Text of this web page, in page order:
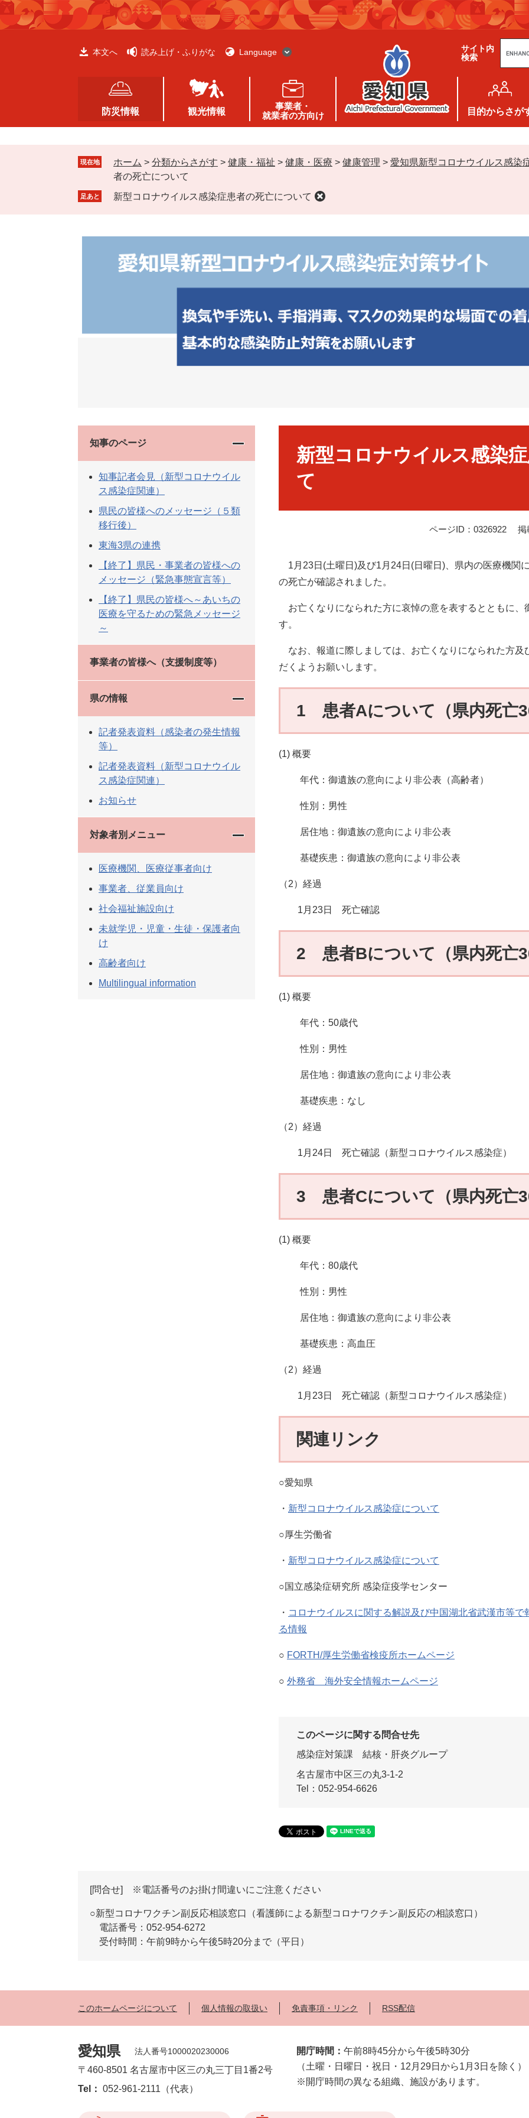
ペ
ー
メ
ニ
本文へ 読み上げ・ふりがな Language
サイト内
検索
g
e
カ
タ
ム
検
防災情報 観光情報
事業者・
就業者の方向け
目的からさが
現在地 ホーム > 分類からさがす > 健康・福祉 > 健康・医療 > 健康管理 > 愛知県新型コロナウイルス感染
者の死亡について
足あと 新型コロナウイルス感染症患者の死亡について
新型コロナウイルス感染
て
ページID：0326922 掲
1月23日(土曜日)及び1月24日(日曜日)、県内の医療機関
の死亡が確認されました。
お亡くなりになられた方に哀悼の意を表するとともに、
す。
なお、報道に際しましては、お亡くなりになられた方及
だくようお願いします。
1 患者Aについて（県内死亡
(1) 概要
年代：御遺族の意向により非公表（高齢者）
性別：男性
居住地：御遺族の意向により非公表
基礎疾患：御遺族の意向により非公表
（2）経過
1月23日 死亡確認
2 患者Bについて（県内死亡
(1) 概要
年代：50歳代
性別：男性
居住地：御遺族の意向により非公表
基礎疾患：なし
（2）経過
1月24日 死亡確認（新型コロナウイルス感染症）
3 患者Cについて（県内死亡
(1) 概要
年代：80歳代
性別：男性
居住地：御遺族の意向により非公表
基礎疾患：高血圧
（2）経過
1月23日 死亡確認（新型コロナウイルス感染症）
関連リンク
○愛知県
・ 新型コロナウイルス感染症について
○厚生労働省
・ 新型コロナウイルス感染症について
○国立感染症研究所 感染症疫学センター
・ コロナウイルスに関する解説及び中国湖北省武漢市等
る情報
○ FORTH/厚生労働省検疫所ホームページ
○ 外務省 海外安全情報ホームページ
このページに関する問合せ先
感染症対策課
結核・肝炎グループ
名古屋市中区三の丸3-1-2
Tel：052-954-6626
知事のページ
知事記者会見（新型コロナウイル
ス感染症関連）
県民の皆様へのメッセージ（５類
移行後）
東海3県の連携
【終了】県民・事業者の皆様への
メッセージ（緊急事態宣言等）
【終了】県民の皆様へ～あいちの
医療を守るための緊急メッセージ
～
事業者の皆様へ（支援制度等）
県の情報
記者発表資料（感染者の発生情報
等）
記者発表資料（新型コロナウイル
ス感染症関連）
お知らせ
対象者別メニュー
医療機関、医療従事者向け
事業者、従業員向け
社会福祉施設向け
未就学児・児童・生徒・保護者向
け
高齢者向け
Multilingual information
[問合せ] ※電話番号のお掛け間違いにご注意ください
○新型コロナワクチン副反応相談窓口（看護師による新型コロナワクチン副反応の相談窓口）
電話番号：052-954-6272
受付時間：午前9時から午後5時20分まで（平日）
このホームページについて 個人情報の取扱い 免責事項・リンク RSS配信
愛知県 法人番号1000020230006
〒460-8501 名古屋市中区三の丸三丁目1番2号
Tel： 052-961-2111（代表）
開庁時間： 午前8時45分から午後5時30分
（土曜・日曜日・祝日・12月29日から1月3日を除く）
※開庁時間の異なる組織、施設があります。